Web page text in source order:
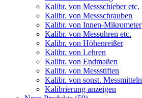
Kalibr. von Messschieber etc.
Kalibr. von Messschrauben
Kalibr. von Innen-Mikrometer
Kalibr. von Messuhren etc.
Kalibr. von Höhenreißer
Kalibr. von Lehren
Kalibr. von Endmaßen
Kalibr. von Messstiften
Kalibr. von sonst. Messmitteln
Kalibrierung anzeigen